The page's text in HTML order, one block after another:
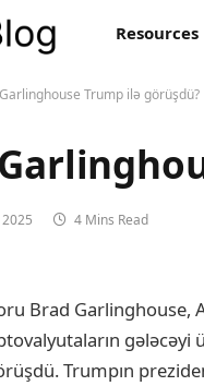
Resources
Trump ilə görüşdü?
4 Mins Read
Brad Garlinghouse,
Trumpın